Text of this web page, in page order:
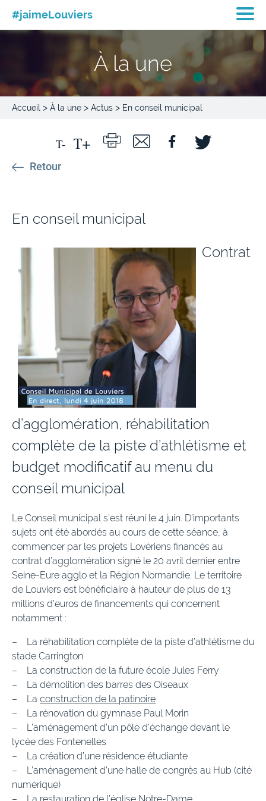
#jaimeLouviers
À la une
Accueil > À la une > Actus > En conseil municipal
Retour
En conseil municipal
Contrat
d’agglomération, réhabilitation
complète de la piste d’athlétisme et
budget modificatif au menu du
conseil municipal
Le Conseil municipal s’est réuni le 4 juin. D’importants
sujets ont été abordés au cours de cette séance, à
commencer par les projets Lovériens financés au
contrat d’agglomération signé le 20 avril dernier entre
Seine-Eure agglo et la Région Normandie. Le territoire
de Louviers est bénéficiaire à hauteur de plus de 13
millions d’euros de financements qui concernent
notamment :
– La réhabilitation complète de la piste d’athlétisme du
stade Carrington
– La construction de la future école Jules Ferry
– La démolition des barres des Oiseaux
– La construction de la patinoire
– La rénovation du gymnase Paul Morin
– L’aménagement d’un pôle d’échange devant le
lycée des Fontenelles
– La création d’une résidence étudiante
– L’aménagement d’une halle de congrès au Hub (cité
numérique)